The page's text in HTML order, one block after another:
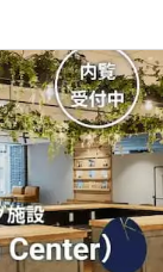
ー
ク